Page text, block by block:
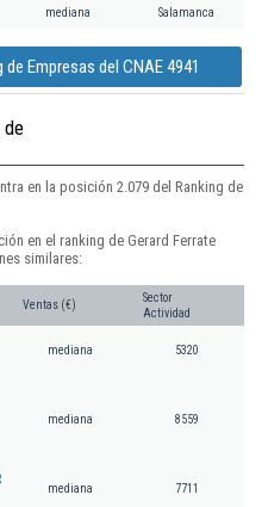
mediana Salamanca
de Empresas del CNAE 4941
de
en la posición 2.079 del Ranking de
en el ranking de Gerard Ferrate
similares:
Ventas (€)
Sector
Actividad
mediana 5320
mediana 8559
mediana 7711